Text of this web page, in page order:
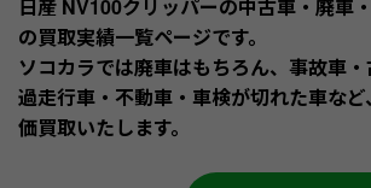
日産 NV100クリッパーの中古車・廃車
の買取実績一覧ページです。
ソコカラでは廃車はもちろん、事故車・
過走行車・不動車・車検が切れた車な
価買取いたします。